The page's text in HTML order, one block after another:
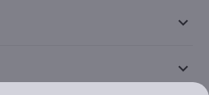
keyboard_arrow_down
keyboard_arrow_down